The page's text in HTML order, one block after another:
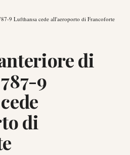
9 Lufthansa cede all'aeroporto di Francoforte
di
9
di